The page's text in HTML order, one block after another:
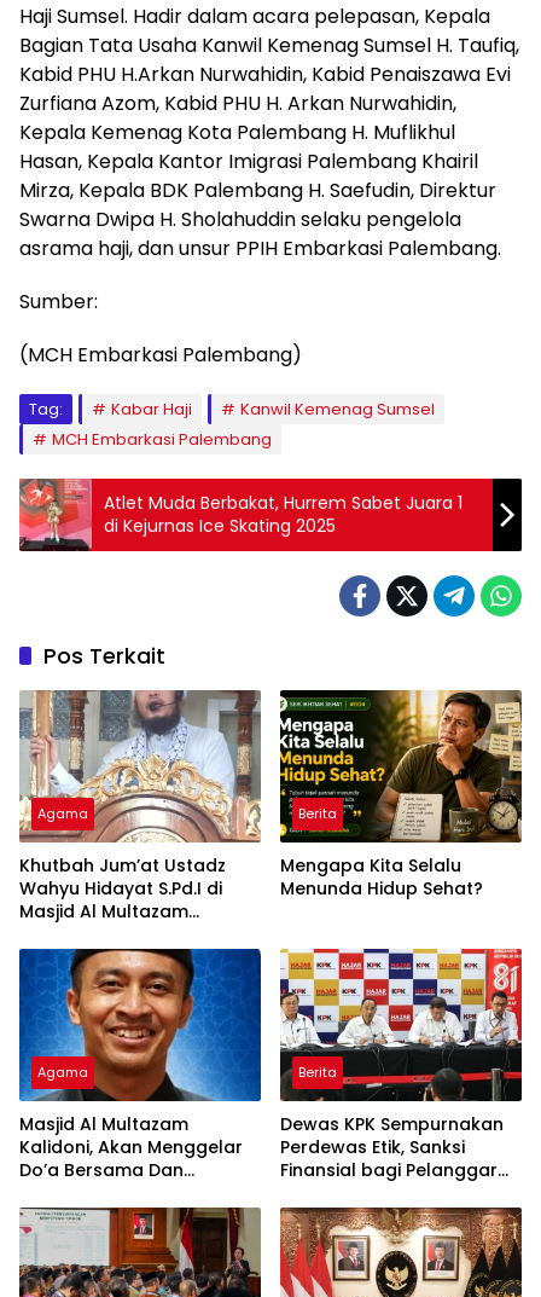
Haji Sumsel. Hadir dalam acara pelepasan, Kepala
Bagian Tata Usaha Kanwil Kemenag Sumsel H. Taufiq,
Kabid PHU H.Arkan Nurwahidin, Kabid Penaiszawa Evi
Zurfiana Azom, Kabid PHU H. Arkan Nurwahidin,
Kepala Kemenag Kota Palembang H. Muflikhul
Hasan, Kepala Kantor Imigrasi Palembang Khairil
Mirza, Kepala BDK Palembang H. Saefudin, Direktur
Swarna Dwipa H. Sholahuddin selaku pengelola
asrama haji, dan unsur PPIH Embarkasi Palembang.
Sumber:
(MCH Embarkasi Palembang)
Tag: Kabar Haji
Kanwil Kemenag Sumsel
MCH Embarkasi Palembang
Atlet Muda Berbakat, Hurrem Sabet Juara 1
di Kejurnas Ice Skating 2025
Pos Terkait
Agama
Khutbah Jum’at Ustadz
Wahyu Hidayat S.Pd.I di
Masjid Al Multazam
Tempat Ujian
Berita
Mengapa Kita Selalu
Menunda Hidup Sehat?
Agama
Masjid Al Multazam
Kalidoni, Akan Menggelar
Do’a Bersama Dan
RI Ke-81 Dengan
Pembicara Ustadz Qoim
Nur’aini M.Pd
Berita
Dewas KPK Sempurnakan
Perdewas Etik, Sanksi
Finansial bagi Pelanggar